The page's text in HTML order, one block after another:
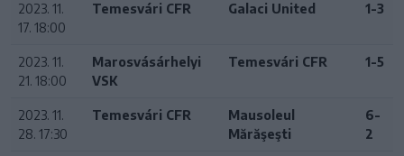
2023. 11.
17. 18:00
Temesvári CFR Galaci United 1-3
2023. 11.
21. 18:00
Marosvásárhelyi
VSK
Temesvári CFR 1-5
2023. 11.
28. 17:30
Temesvári CFR
Mausoleul
Mărăşeşti
6-
2